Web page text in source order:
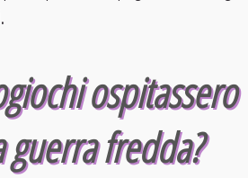
ospitassero
fredda?